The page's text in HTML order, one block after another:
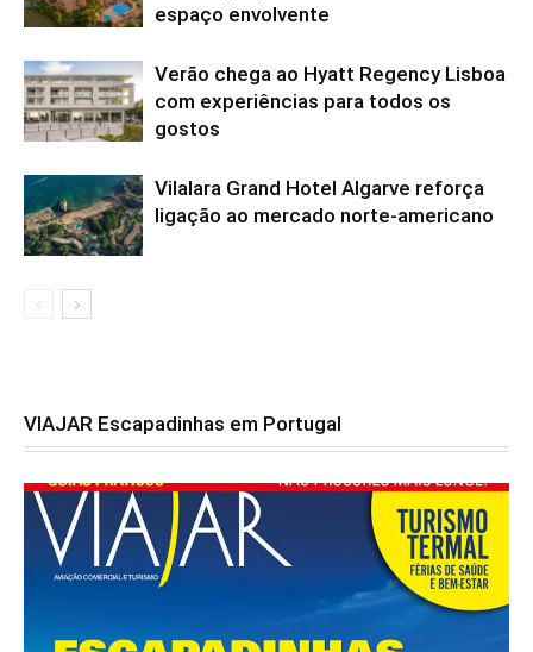
espaço envolvente
Verão chega ao Hyatt Regency Lisboa
com experiências para todos os
gostos
Vilalara Grand Hotel Algarve reforça
ligação ao mercado norte-americano
VIAJAR Escapadinhas em Portugal